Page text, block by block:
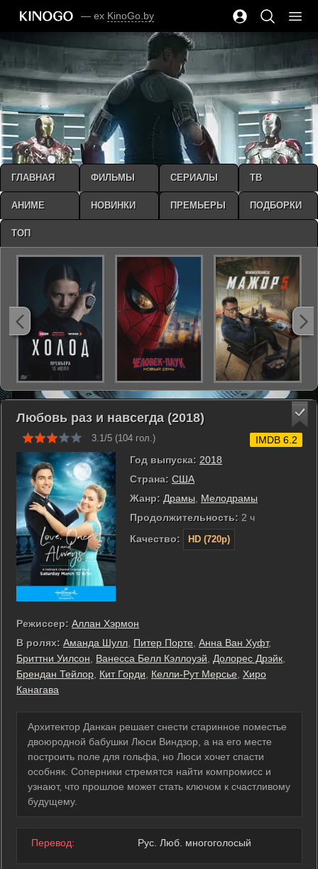
— ex KinoGo.by
Любовь раз и навсегда (2018)
3.1/5 (104 гол.)
Год выпуска: 2018
Страна: США
Жанр: Драмы
Мелодрамы
Продолжительность: 2 ч
Качество:
HD (720p)
IMDB 6.2
Режиссер: Аллан Хэрмон
В ролях: Аманда Шулл Питер Порте Анна Ван Хуфт,
Бриттни Уилсон
Ванесса Белл Кэллоуэй Долорес Дрэйк
Брендан Тейлор Кит Горди Келли-Рут Мерсье
Хиро
Канагава
Архитектор Данкан решает снести старинное поместье
двоюродной бабушки Люси Виндзор, а на его месте
построить поле для гольфа, но Люси хочет спасти
особняк. Соперники стремятся найти компромисс и
узнают, что прошлое может стать ключом к счастливому
будущему.
Перевод: Рус. Люб. многоголосый
ГЛАВНАЯ ФИЛЬМЫ СЕРИАЛЫ ТВ
АНИМЕ НОВИНКИ ПРЕМЬЕРЫ ПОДБОРКИ
ТОП